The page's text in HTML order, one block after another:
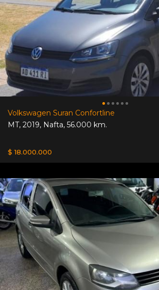
Volkswagen Suran Confortline
MT, 2019, Nafta, 56.000 km.
$ 18.000.000